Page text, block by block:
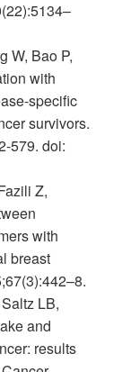
W, Bao P,
with
specific
survivors.
579. doi:
Z,
with
breast
LB,
and
results